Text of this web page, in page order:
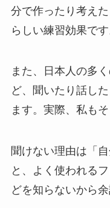
分で作ったり考え
らしい練習効果です
また、日本人の多
ど、聞いたり話し
ます。実際、私もそ
聞けない理由は「
と、よく使われる
どを知らないから